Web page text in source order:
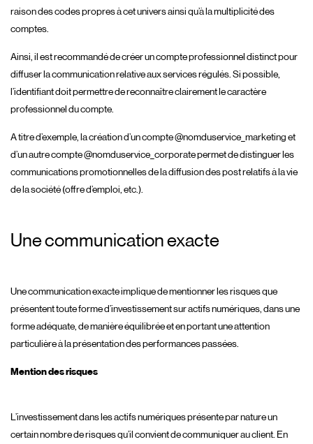
raison des codes propres à cet univers ainsi qu’à la multiplicité des
comptes.
Ainsi, il est recommandé de créer un compte professionnel distinct pour
diffuser la communication relative aux services régulés. Si possible,
l’identifiant doit permettre de reconnaître clairement le caractère
professionnel du compte.
A titre d’exemple, la création d’un compte @nomduservice_marketing et
d’un autre compte @nomduservice_corporate permet de distinguer les
communications promotionnelles de la diffusion des post relatifs à la vie
de la société (offre d’emploi, etc.).
Une communication exacte
Une communication exacte implique de mentionner les risques que
présentent toute forme d’investissement sur actifs numériques, dans une
forme adéquate, de manière équilibrée et en portant une attention
particulière à la présentation des performances passées.
Mention des risques
L’investissement dans les actifs numériques présente par nature un
certain nombre de risques qu’il convient de communiquer au client. En